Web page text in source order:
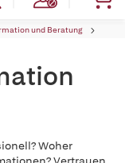
und Beratung
Woher